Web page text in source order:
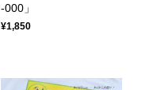
-000」
¥1,850